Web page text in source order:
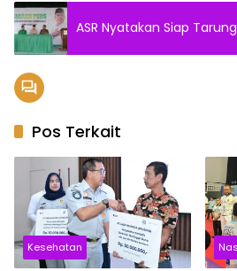
ASR Nyatakan Siap
Pos Terkait
Kesehatan